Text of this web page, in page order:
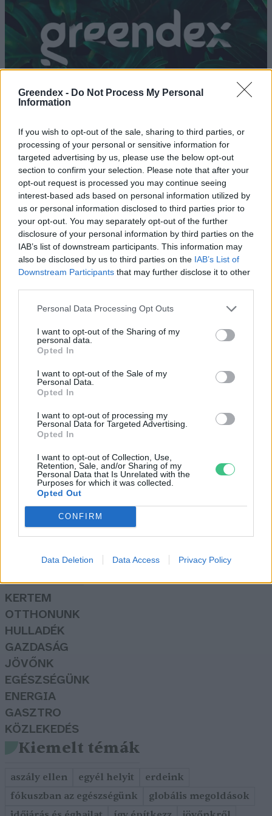
Greendex - Do Not Process My Personal
Information
If you wish to opt-out of the sale, sharing to third parties, or
processing of your personal or sensitive information for
targeted advertising by us, please use the below opt-out
section to confirm your selection. Please note that after your
opt-out request is processed you may continue seeing
interest-based ads based on personal information utilized by
us or personal information disclosed to third parties prior to
your opt-out. You may separately opt-out of the further
disclosure of your personal information by third parties on the
IAB’s list of downstream participants. This information may
also be disclosed by us to third parties on the IAB’s List of
Downstream Participants that may further disclose it to other
Personal Data Processing Opt Outs
I want to opt-out of the Sharing of my
personal data.
Opted In
I want to opt-out of the Sale of my
Personal Data.
Opted In
I want to opt-out of processing my
Personal Data for Targeted Advertising.
Opted In
I want to opt-out of Collection, Use,
Retention, Sale, and/or Sharing of my
Personal Data that Is Unrelated with the
Purposes for which it was collected.
Opted Out
CONFIRM
Data Deletion Data Access Privacy Policy
Károly herceg mostantól borral
működteti szeretett Aston
Martinját
Szemle
Királyi tévé: Károly herceg
klímaváltozási csatornát indít
Greendex szemle
Károly herceg: a kis családi
gazdaságoknak központi
szerephez kell jutniuk a
fenntartható jövőben
Greendex szemle
Károly herceg Földnélküli János
nyomába lép
Greendex szemle
Rovatok
KERTEM
OTTHONUNK
HULLADÉK
GAZDASÁG
JÖVŐNK
EGÉSZSÉGÜNK
ENERGIA
GASZTRO
KÖZLEKEDÉS
Kiemelt témák
aszály ellen egyél helyit
erdeink
fókuszban az egészségünk
globális megoldások